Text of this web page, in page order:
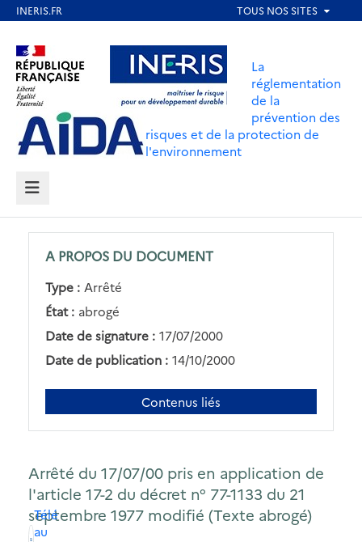
contenu
principal
Aller au contenu Aller au menu
Aller au pied de page
La
réglementation
de la
prévention des
risques et de la protection de
l'environnement
MENU
A PROPOS DU DOCUMENT
Type : Arrêté
État : abrogé
Date de signature : 17/07/2000
Date de publication : 14/10/2000
Contenus liés
Arrêté du 17/07/00 pris en application de
l'article 17-2 du décret n° 77-1133 du 21
septembre 1977 modifié (Texte abrogé)
Télécharger
au